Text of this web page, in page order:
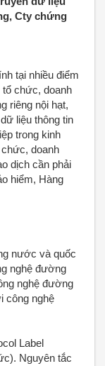
Cty chứng
tại nhiều điểm
tổ chức, doanh
riêng nội hạt,
liệu thông tin
trong kinh
doanh
dịch cần phải
hiểm, Hàng
nước và quốc
nghệ đường
nghệ đường
công nghệ
Label
Nguyên tắc